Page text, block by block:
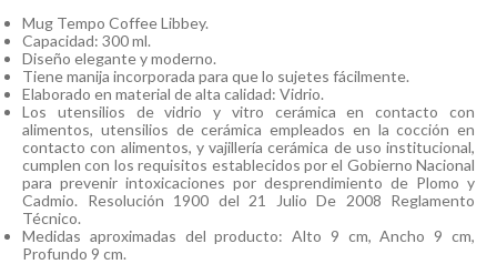
Mug Tempo Coffee Libbey.
Capacidad: 300 ml.
Diseño elegante y moderno.
Tiene manija incorporada para que lo sujetes fácilmente.
Elaborado en material de alta calidad: Vidrio.
Los utensilios de vidrio y vitro cerámica en contacto con
alimentos, utensilios de cerámica empleados en la cocción en
contacto con alimentos, y vajillería cerámica de uso institucional,
cumplen con los requisitos establecidos por el Gobierno Nacional
para prevenir intoxicaciones por desprendimiento de Plomo y
Cadmio. Resolución 1900 del 21 Julio De 2008 Reglamento
Técnico.
Medidas aproximadas del producto: Alto 9 cm, Ancho 9 cm,
Profundo 9 cm.